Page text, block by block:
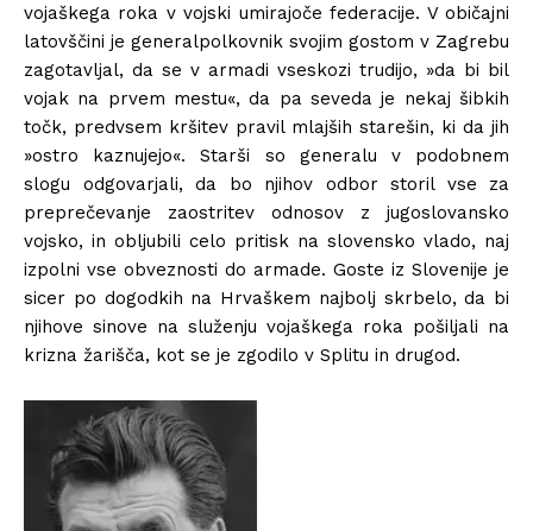
vojaškega roka v vojski umirajoče federacije. V običajni
latovščini je generalpolkovnik svojim gostom v Zagrebu
zagotavljal, da se v armadi vseskozi trudijo, »da bi bil
vojak na prvem mestu«, da pa seveda je nekaj šibkih
točk, predvsem kršitev pravil mlajših starešin, ki da jih
»ostro kaznujejo«. Starši so generalu v podobnem
slogu odgovarjali, da bo njihov odbor storil vse za
preprečevanje zaostritev odnosov z jugoslovansko
vojsko, in obljubili celo pritisk na slovensko vlado, naj
izpolni vse obveznosti do armade. Goste iz Slovenije je
sicer po dogodkih na Hrvaškem najbolj skrbelo, da bi
njihove sinove na služenju vojaškega roka pošiljali na
krizna žarišča, kot se je zgodilo v Splitu in drugod.